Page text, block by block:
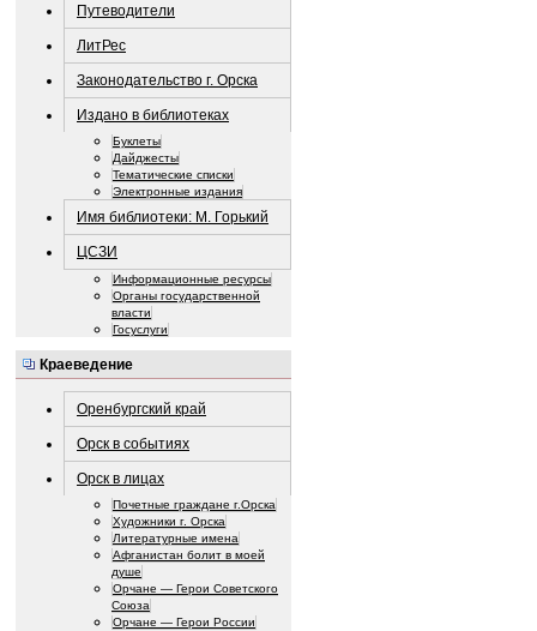
Путеводители
ЛитРес
Законодательство г. Орска
Издано в библиотеках
Буклеты
Дайджесты
Тематические списки
Электронные издания
Имя библиотеки: М. Горький
ЦСЗИ
Информационные ресурсы
Органы государственной
власти
Госуслуги
Краеведение
Оренбургский край
Орск в событиях
Орск в лицах
Почетные граждане г.Орска
Художники г. Орска
Литературные имена
Афганистан болит в моей
душе
Орчане — Герои Советского
Союза
Орчане — Герои России